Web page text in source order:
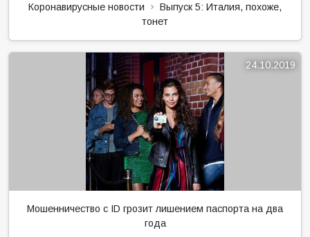
Коронавирусные новости
Выпуск 5: Италия, похоже,
тонет
24.10.2019
Мошенничество с ID грозит лишением паспорта на два
года